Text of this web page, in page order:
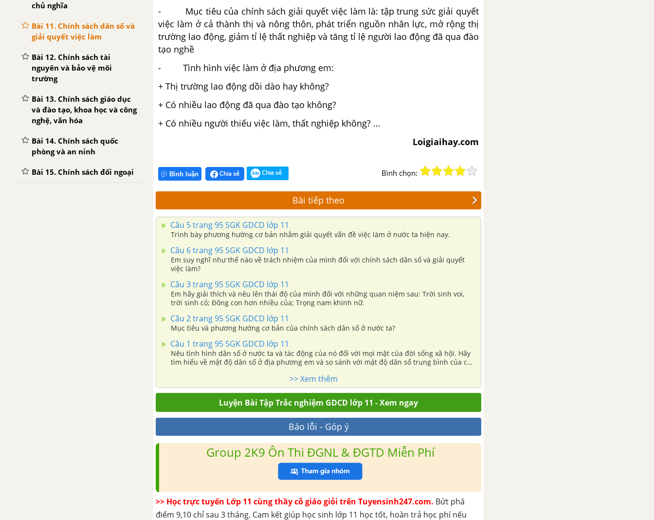
chủ nghĩa
Bài 11. Chính sách dân số và
giải quyết việc làm
Bài 12. Chính sách tài
nguyên và bảo vệ môi
trường
Bài 13. Chính sách giáo dục
và đào tạo, khoa học và công
nghệ, văn hóa
Bài 14. Chính sách quốc
phòng và an ninh
Bài 15. Chính sách đối ngoại
- Mục tiêu của chính sách giải quyết việc làm là: tập trung sức giải quyết
việc làm ở cả thành thị và nông thôn, phát triển nguồn nhân lực, mở rộng thị
trường lao động, giảm tỉ lệ thất nghiệp và tăng tỉ lệ người lao động đã qua đào
tạo nghề
- Tình hình việc làm ở địa phương em:
+ Thị trường lao động dồi dào hay không?
+ Có nhiều lao động đã qua đào tạo không?
+ Có nhiều người thiếu việc làm, thất nghiệp không? …
Loigiaihay.com
Bình luận Chia sẻ Chia sẻ Bình chọn:
Bài tiếp theo
Câu 5 trang 95 SGK GDCD lớp 11
Trình bày phương hướng cơ bản nhằm giải quyết vấn đề việc làm ở nước ta hiện nay.
Câu 6 trang 95 SGK GDCD lớp 11
Em suy nghĩ như thế nào về trách nhiệm của mình đối với chính sách dân số và giải quyết
việc làm?
Câu 3 trang 95 SGK GDCD lớp 11
Em hãy giải thích và nêu lên thái độ của mình đối với những quan niệm sau: Trời sinh voi,
trời sinh cỏ; Đông con hơn nhiều của; Trọng nam khinh nữ.
Câu 2 trang 95 SGK GDCD lớp 11
Mục tiêu và phương hướng cơ bản của chính sách dân số ở nước ta?
Câu 1 trang 95 SGK GDCD lớp 11
Nêu tình hình dân số ở nước ta và tác động của nó đối với mọi mặt của đời sống xã hội. Hãy
tìm hiểu về mật độ dân số ở địa phương em và so sánh với mật độ dân số trung bình của cả
>> Xem thêm
Luyện Bài Tập Trắc nghiệm GDCD lớp 11 - Xem ngay
Báo lỗi - Góp ý
Group 2K9 Ôn Thi ĐGNL & ĐGTD Miễn Phí
>> Học trực tuyến Lớp 11 cùng thầy cô giáo giỏi trên Tuyensinh247.com. Bứt phá
điểm 9,10 chỉ sau 3 tháng. Cam kết giúp học sinh lớp 11 học tốt, hoàn trả học phí nếu